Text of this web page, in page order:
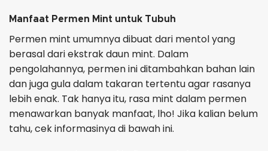
Manfaat Permen Mint untuk Tubuh
Permen mint umumnya dibuat dari mentol yang
berasal dari ekstrak daun mint. Dalam
pengolahannya, permen ini ditambahkan bahan lain
dan juga gula dalam takaran tertentu agar rasanya
lebih enak. Tak hanya itu, rasa mint dalam permen
menawarkan banyak manfaat, lho! Jika kalian belum
tahu, cek informasinya di bawah ini.